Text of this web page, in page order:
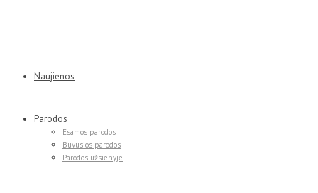
Naujienos
Parodos
Esamos parodos
Buvusios parodos
Parodos užsienyje